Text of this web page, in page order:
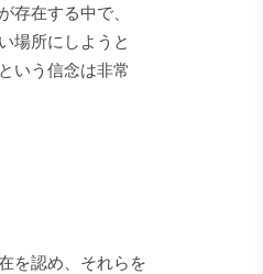
存在する中で、
場所にしようと
いう信念は非常
を認め、それらを